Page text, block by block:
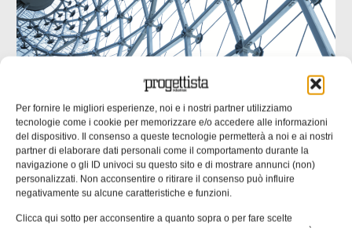
Per fornire le migliori esperienze, noi e i nostri partner utilizziamo
tecnologie come i cookie per memorizzare e/o accedere alle informazioni
del dispositivo. Il consenso a queste tecnologie permetterà a noi e ai nostri
partner di elaborare dati personali come il comportamento durante la
navigazione o gli ID univoci su questo sito e di mostrare annunci (non)
personalizzati. Non acconsentire o ritirare il consenso può influire
negativamente su alcune caratteristiche e funzioni.
Clicca qui sotto per acconsentire a quanto sopra o per fare scelte
UNI EN 1090: il punto di contatto tra
progettazione ed esecuzione
Molte non conformità nascono da informazioni incomplete
dell’approfondimento inaugurato un mese fa ci